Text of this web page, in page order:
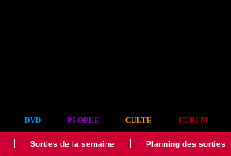
DVD PEOPLE CULTE FORUM
Sorties de la semaine Planning des sorties